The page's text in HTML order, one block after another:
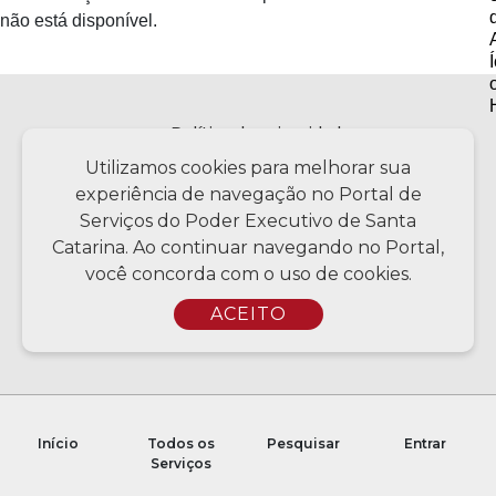
Início
Todos os
Serviços
Pesquisar Entrar
não está disponível.
Política de privacidade
Copyright © 2026 Todos os Direitos Reservados SC - Governo de
Santa Catarina | Desenvolvimento - CIASC | Coordenação - SCTI
Utilizamos cookies para melhorar sua
experiência de navegação no Portal de
Serviços do Poder Executivo de Santa
Catarina. Ao continuar navegando no Portal,
você concorda com o uso de cookies.
ACEITO